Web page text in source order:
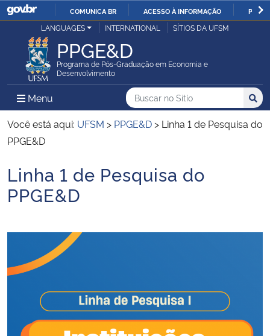
IR
O
COMUNICA BR ACESSO À INFORMAÇÃO
Ministério da Justiça e Segurança Pública
Ministério da Defesa
Ministério das Relações Exteriores
Ministério da Infraestrutura
Ministério da Educação
Ministério da Saúde
LANGUAGES INTERNATIONAL SÍTIOS DA UFSM
PPGE&D
Programa de Pós-Graduação em Economia e
Desenvolvimento
Menu Menu Principal do Sítio
Busca
Buscar no no Sítio
Busca:
Você está aqui: UFSM > PPGE&D > Linha 1 de Pesquisa do
PPGE&D
Início do conteúdo
Linha 1 de Pesquisa do
PPGE&D